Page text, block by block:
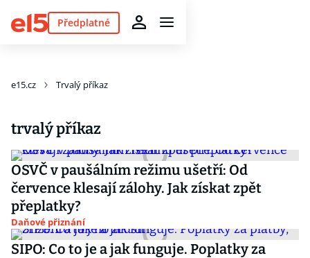
Předplatné
e15.cz Trvalý příkaz
trvalý příkaz
OSVČ v paušálním režimu ušetří: Od
července klesají zálohy. Jak získat zpět
přeplatky?
Daňové přiznání
SIPO: Co to je a jak funguje. Poplatky za